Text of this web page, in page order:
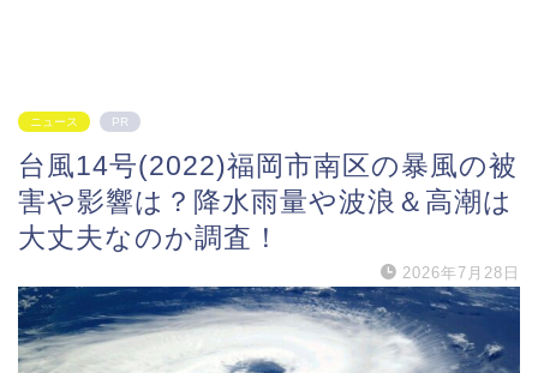
ニュース PR
台風14号(2022)福岡市南区の暴風の被
害や影響は？降水雨量や波浪＆高潮は
大丈夫なのか調査！
2026年7月28日